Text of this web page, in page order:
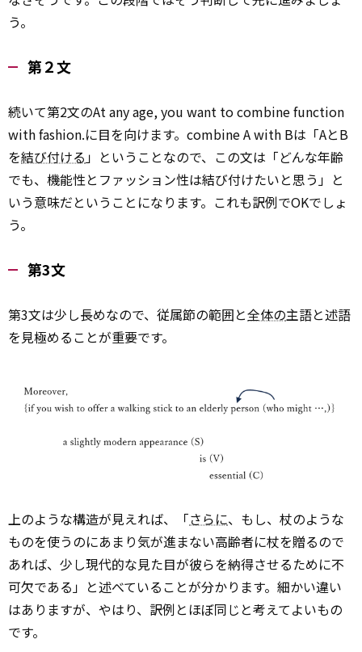
う。
第２文
続いて第2文のAt any age, you want to combine function
with fashion.に目を向けます。combine A with Bは「AとB
を結び付ける」ということなので、この文は「どんな年齢
でも、機能性とファッション性は結び付けたいと思う」と
いう意味だということになります。これも訳例でOKでしょ
う。
第3文
第3文は少し長めなので、従属節の範囲と全体の主語と述語
を見極めることが重要です。
上のような構造が見えれば、「さらに、もし、杖のような
ものを使うのにあまり気が進まない高齢者に杖を贈るので
あれば、少し現代的な見た目が彼らを納得させるために不
可欠である」と述べていることが分かります。細かい違い
はありますが、やはり、訳例とほぼ同じと考えてよいもの
です。